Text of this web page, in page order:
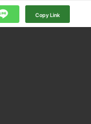
Copy Link